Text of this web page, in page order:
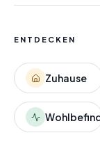
ENTDECKEN
Zuhause